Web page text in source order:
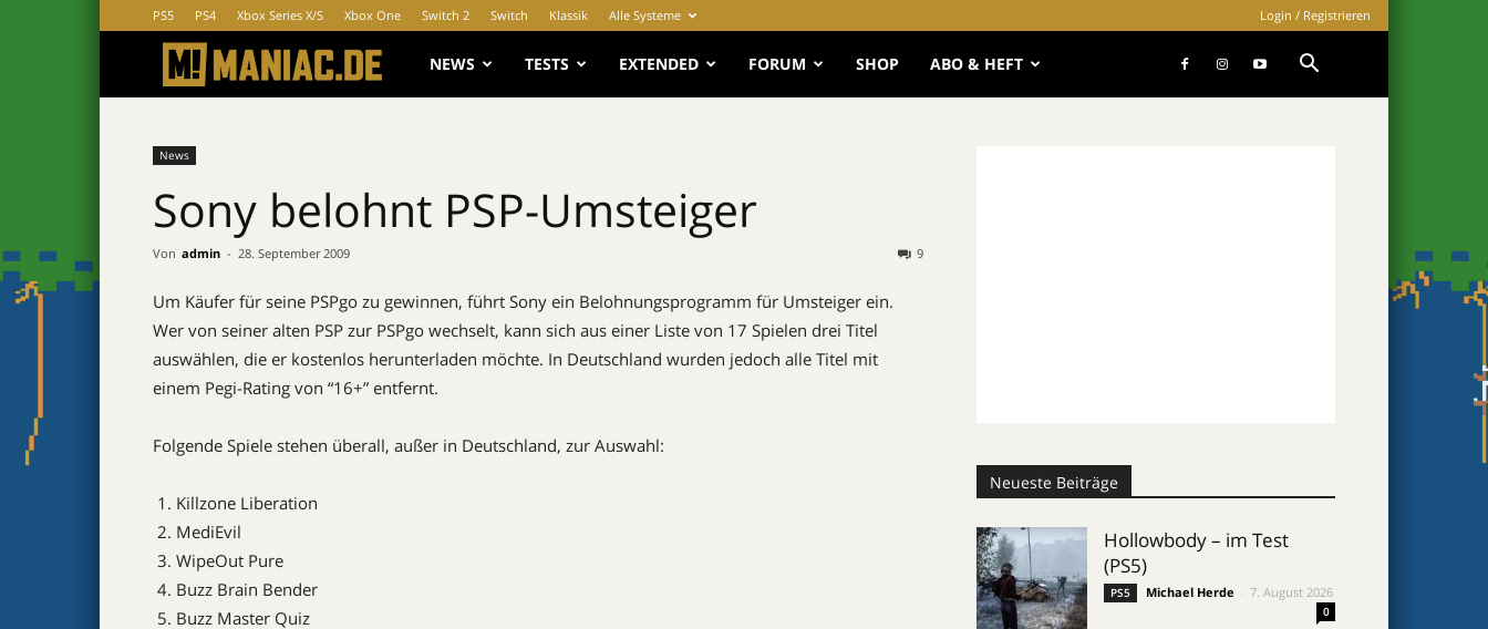
PS5 PS4 Xbox Series X/S Xbox One Switch 2 Switch Klassik Alle Systeme Login / Registrieren
MANIAC.de
NEWS TESTS EXTENDED FORUM SHOP ABO & HEFT
News
Sony belohnt PSP-Umsteiger
Von admin - 28. September 2009 9
Um Käufer für seine PSPgo zu gewinnen, führt Sony ein Belohnungsprogramm für Umsteiger ein.
Wer von seiner alten PSP zur PSPgo wechselt, kann sich aus einer Liste von 17 Spielen drei Titel
auswählen, die er kostenlos herunterladen möchte. In Deutschland wurden jedoch alle Titel mit
einem Pegi-Rating von “16+” entfernt.
Folgende Spiele stehen überall, außer in Deutschland, zur Auswahl:
Killzone Liberation
MediEvil
WipeOut Pure
Buzz Brain Bender
Buzz Master Quiz
Neueste Beiträge
Hollowbody – im Test
(PS5)
PS5 Michael Herde 7. August 2026
0